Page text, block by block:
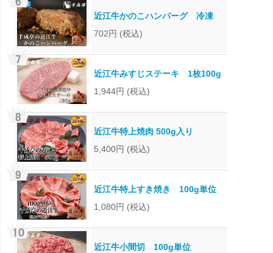
近江牛かのこハンバーグ 冷凍
702円 (税込)
近江牛みすじステーキ 1枚100g
1,944円 (税込)
近江牛特上焼肉 500g入り
5,400円 (税込)
近江牛特上すき焼き 100g単位
1,080円 (税込)
近江牛小間切 100g単位